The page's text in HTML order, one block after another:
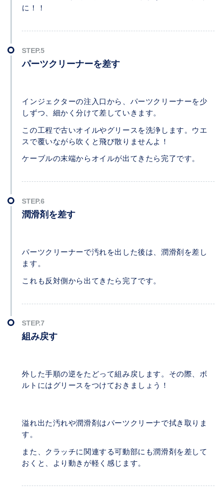
に！！
パーツクリーナーを差す
インジェクターの注入口から、パーツクリーナーを少
しずつ、細かく分けて差していきます。
この工程で古いオイルやグリースを洗浄します。ウエ
スで覆いながら吹くと飛び散りませんよ！
ケーブルの末端からオイルが出てきたら完了です。
潤滑剤を差す
パーツクリーナーで汚れを出した後は、潤滑剤を差し
ます。
これも反対側から出てきたら完了です。
組み戻す
外した手順の逆をたどって組み戻します。その際、ボ
ルトにはグリースをつけておきましょう！
溢れ出た汚れや潤滑剤はパーツクリーナで拭き取りま
す。
また、クラッチに関連する可動部にも潤滑剤を差して
おくと、より動きが軽く感じます。